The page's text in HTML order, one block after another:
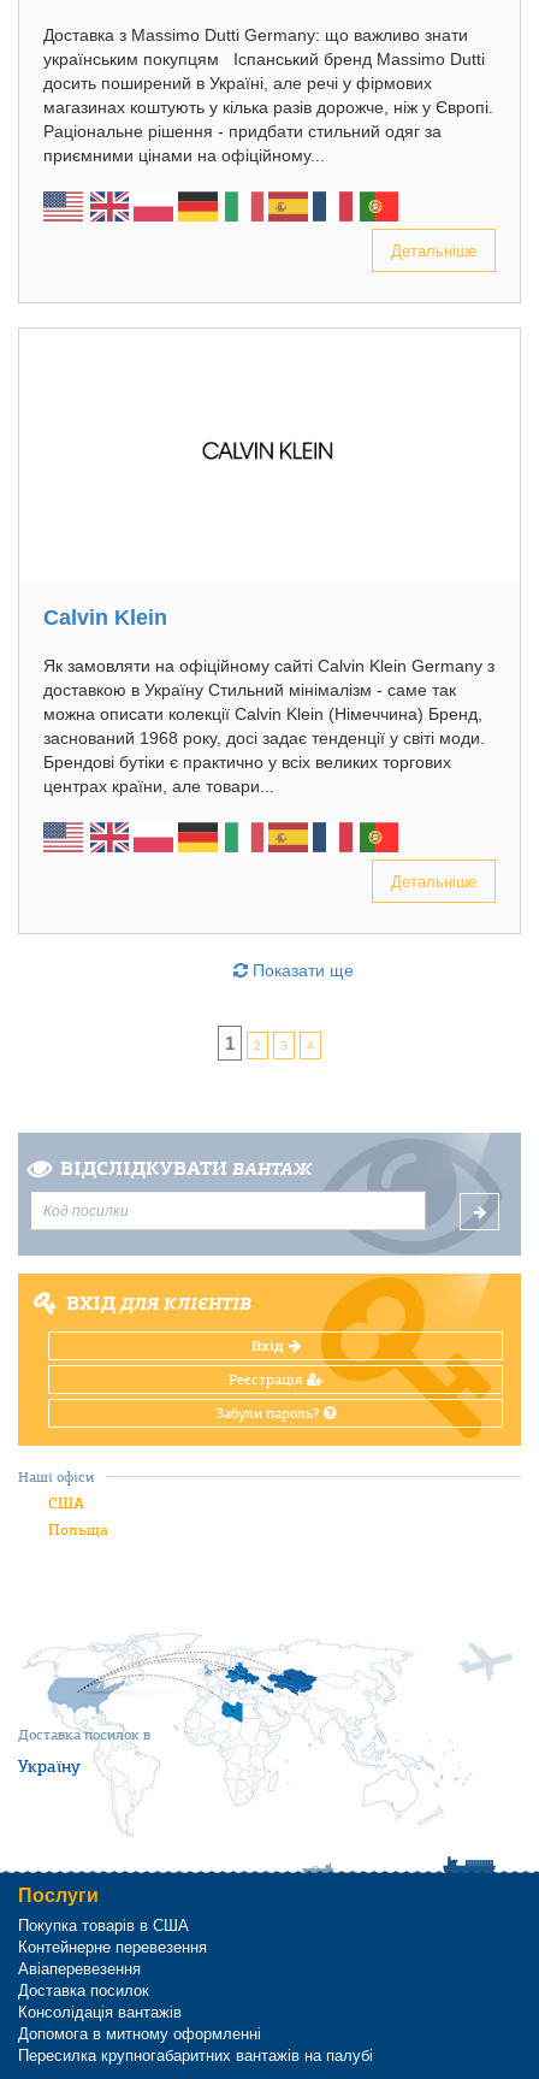
Доставка з Massimo Dutti Germany: що важливо знати
українським покупцям Іспанський бренд Massimo Dutti
досить поширений в Україні, але речі у фірмових
магазинах коштують у кілька разів дорожче, ніж у Європі.
Раціональне рішення - придбати стильний одяг за
приємними цінами на офіційному...
Детальніше
Calvin Klein
Як замовляти на офіційному сайті Calvin Klein Germany з
доставкою в Україну Стильний мінімалізм - саме так
можна описати колекції Calvin Klein (Німеччина) Бренд,
заснований 1968 року, досі задає тенденції у світі моди.
Брендові бутіки є практично у всіх великих торгових
центрах країни, але товари...
Детальніше
Показати ще
1 2 3 4
ВІДСЛІДКУВАТИ ВАНТАЖ
ВХІДДЛЯ КЛІЄНТІВ
Вхід
Реєстрація
Забули пароль?
Доставка посилок в
Україну
Наші офіси
США
Польща
Послуги
Покупка товарів в США
Контейнерне перевезення
Авіаперевезення
Доставка посилок
Консолідація вантажів
Допомога в митному оформленні
Пересилка крупногабаритних вантажів на палубі